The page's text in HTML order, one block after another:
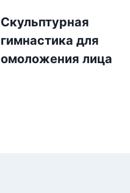
Скульптурная
гимнастика для
омоложения лица